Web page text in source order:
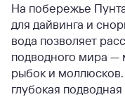
На побережье
для дайвинга и
вода позволяет
подводного мира —
рыбок и
глубокая